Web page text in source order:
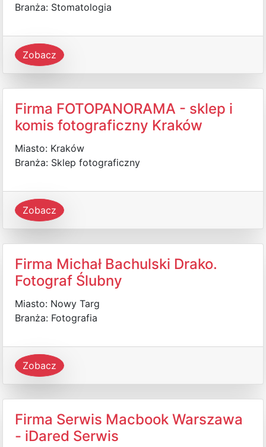
Branża: Stomatologia
Zobacz
Firma FOTOPANORAMA - sklep i
komis fotograficzny Kraków
Miasto: Kraków
Branża: Sklep fotograficzny
Zobacz
Firma Michał Bachulski Drako.
Fotograf Ślubny
Miasto: Nowy Targ
Branża: Fotografia
Zobacz
Firma Serwis Macbook Warszawa
- iDared Serwis